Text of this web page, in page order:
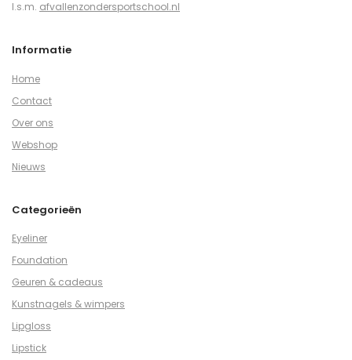
I.s.m. afvallenzondersportschool.nl
Informatie
Home
Contact
Over ons
Webshop
Nieuws
Categorieën
Eyeliner
Foundation
Geuren & cadeaus
Kunstnagels & wimpers
Lipgloss
Lipstick